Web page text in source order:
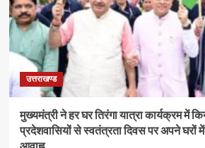
उत्तराखण्ड
मुख्यमंत्री ने हर घर तिरंगा यात्रा कार्यक्रम में
प्रदेशवासियों से स्वतंत्रता दिवस पर अपने घरों